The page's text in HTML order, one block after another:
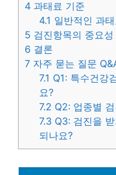
4 과태료 기준
4.1 일반적인 과
5 검진항목의 중요성
6 결론
7 자주 묻는 질문
7.1 Q1: 특수건강
요?
7.2 Q2: 업종별
7.3 Q3: 검진을
되나요?